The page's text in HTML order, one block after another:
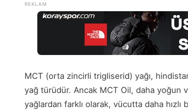
MCT (orta zincirli trigliserid) yağı,
yağ türüdür. Ancak MCT Oil, daha yoğun
yağlardan farklı olarak, vücutta daha